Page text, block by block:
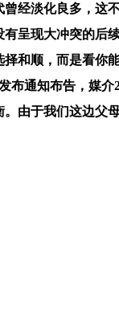
经淡化良多，这
呈现大冲突的后
和顺，而是看你
通知布告，媒介
由于我们这边父